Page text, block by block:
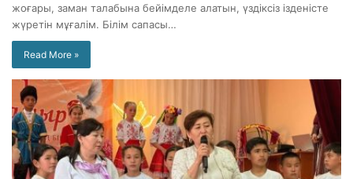
жоғары, заман талабына бейімделе алатын, үздіксіз ізденісте
жүретін мұғалім. Білім сапасы…
Read More »